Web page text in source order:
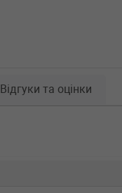
Відгуки та оцінки